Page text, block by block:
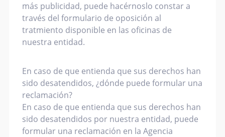
más publicidad, puede hacérnoslo constar a
través del formulario de oposición al
tratmiento disponible en las oficinas de
nuestra entidad.
En caso de que entienda que sus derechos han
sido desatendidos, ¿dónde puede formular una
reclamación?
En caso de que entienda que sus derechos han
sido desatendidos por nuestra entidad, puede
formular una reclamación en la Agencia